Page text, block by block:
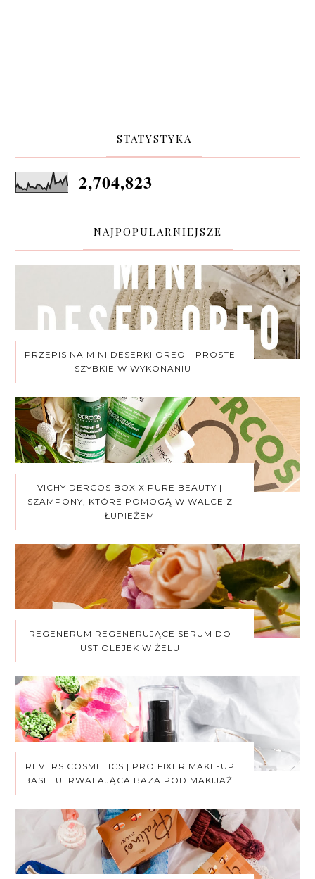
STATYSTYKA
2,704,823
NAJPOPULARNIEJSZE
PRZEPIS NA MINI DESERKI OREO - PROSTE
I SZYBKIE W WYKONANIU
VICHY DERCOS BOX X PURE BEAUTY |
SZAMPONY, KTÓRE POMOGĄ W WALCE Z
ŁUPIEŻEM
REGENERUM REGENERUJĄCE SERUM DO
UST OLEJEK W ŻELU
REVERS COSMETICS | PRO FIXER MAKE-UP
BASE. UTRWALAJĄCA BAZA POD MAKIJAŻ.